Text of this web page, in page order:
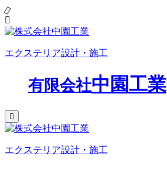
エクステリア設計・施工
有限会社中園工業
エクステリア設計・施工